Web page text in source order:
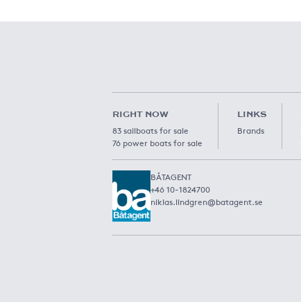
RIGHT NOW
83 sailboats for sale
76 power boats for sale
LINKS
Brands
BÅTAGENT
+46 10-1824700
niklas.lindgren@batagent.se